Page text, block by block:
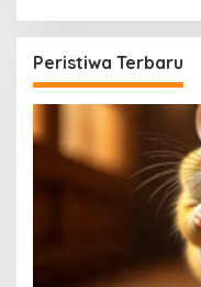
Peristiwa Terbaru